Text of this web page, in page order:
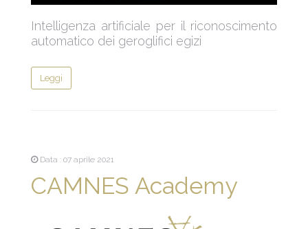
Intelligenza artificiale per il riconoscimento
automatico dei geroglifici egizi
Leggi
Data : 07 aprile 2021
CAMNES Academy